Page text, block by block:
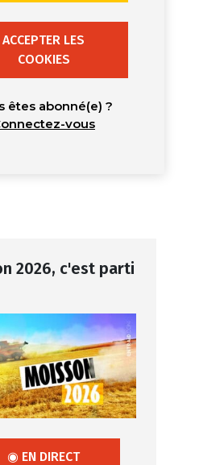
ACCEPTER LES
COOKIES
êtes abonné(e) ?
vous
2026, c'est parti
◉ EN DIRECT